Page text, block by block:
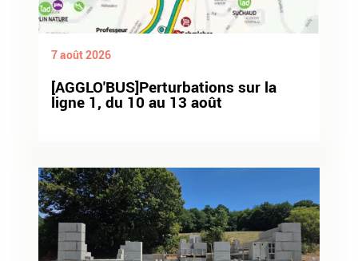
7 août 2026
[AGGLO'BUS]Perturbations sur la
ligne 1, du 10 au 13 août